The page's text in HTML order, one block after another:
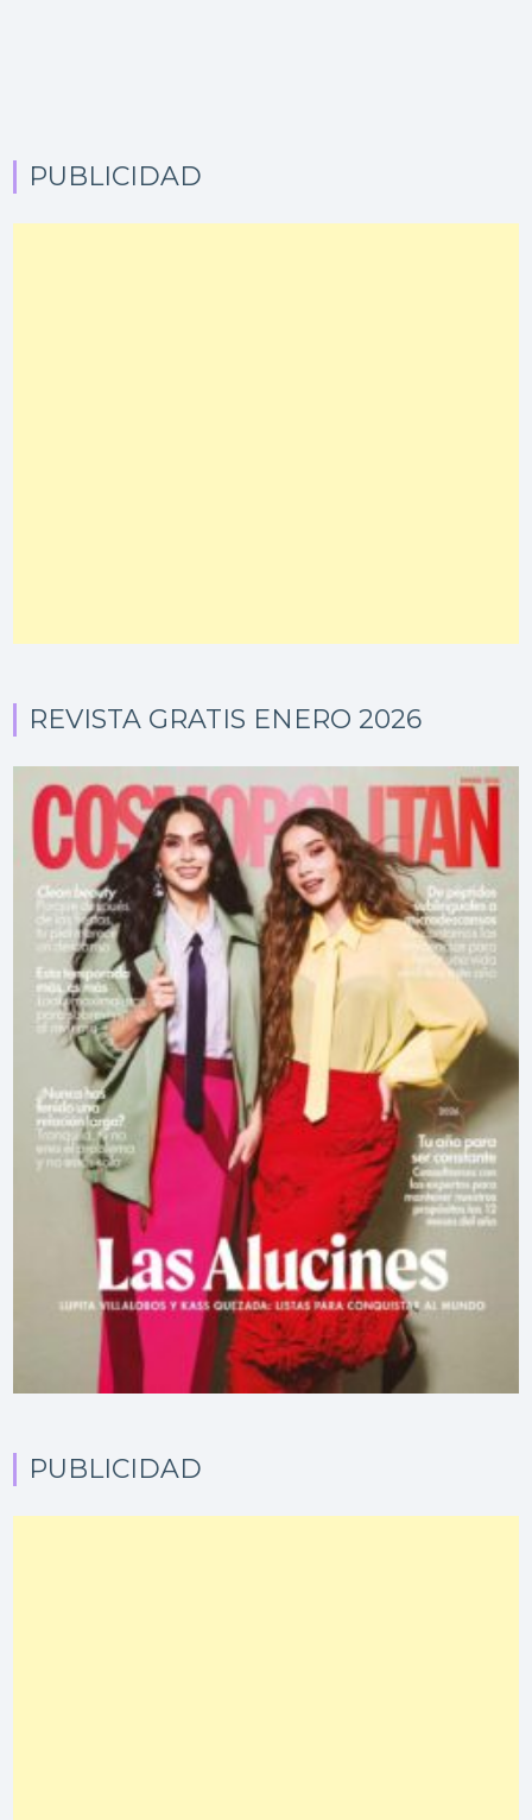
PUBLICIDAD
REVISTA GRATIS ENERO 2026
PUBLICIDAD